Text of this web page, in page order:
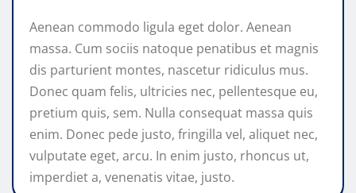
Aenean commodo ligula eget dolor. Aenean
massa. Cum sociis natoque penatibus et magnis
dis parturient montes, nascetur ridiculus mus.
Donec quam felis, ultricies nec, pellentesque eu,
pretium quis, sem. Nulla consequat massa quis
enim. Donec pede justo, fringilla vel, aliquet nec,
vulputate eget, arcu. In enim justo, rhoncus ut,
imperdiet a, venenatis vitae, justo.